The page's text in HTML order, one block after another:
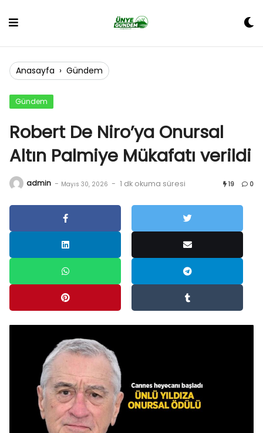
Anasayfa › Gündem
Gündem
Robert De Niro’ya Onursal
Altın Palmiye Mükafatı verildi
admin - Mayıs 30, 2026 - 1 dk okuma süresi 19 0